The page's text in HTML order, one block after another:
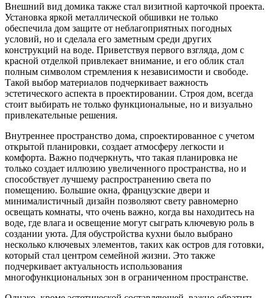
Внешний вид домика также стал визитной карточкой проекта.
Установка яркой металлической обшивки не только
обеспечила дом защите от неблагоприятных погодных
условий, но и сделала его заметным среди других
конструкций на воде. Приветствуя первого взгляда, дом с
красной отделкой привлекает внимание, и его облик стал
полным символом стремления к независимости и свободе.
Такой выбор материалов подчеркивает важность
эстетического аспекта в проектировании. Строя дом, всегда
стоит выбирать не только функциональные, но и визуально
привлекательные решения.
Внутреннее пространство дома, спроектированное с учетом
открытой планировки, создает атмосферу легкости и
комфорта. Важно подчеркнуть, что такая планировка не
только создает иллюзию увеличенного пространства, но и
способствует лучшему распространению света по
помещению. Большие окна, французские двери и
минималистичный дизайн позволяют свету равномерно
освещать комнаты, что очень важно, когда вы находитесь на
воде, где влага и освещение могут сыграть ключевую роль в
создании уюта. Для обустройства кухни было выбрано
несколько ключевых элементов, таких как остров для готовки,
который стал центром семейной жизни. Это также
подчеркивает актуальность использования
многофункциональных зон в ограниченном пространстве.